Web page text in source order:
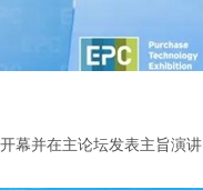
幕并在主论坛发表主旨演讲